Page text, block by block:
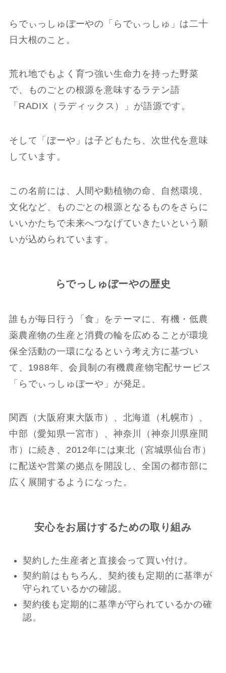
らでぃっしゅぼーやの「らでぃっしゅ」は二十
日大根のこと。
荒れ地でもよく育つ強い生命力を持った野菜
で、ものごとの根源を意味するラテン語
「RADIX（ラディックス）」が語源です。
そして「ぼーや」は子どもたち、次世代を意味
しています。
この名前には、人間や動植物の命、自然環境、
文化など、ものごとの根源となるものをさらに
いいかたちで未来へつなげていきたいという願
いが込められています。
らでっしゅぼーやの歴史
誰もが毎日行う「食」をテーマに、有機・低農
薬農産物の生産と消費の輪を広めることが環境
保全活動の一環になるという考え方に基づい
て、1988年、会員制の有機農産物宅配サービス
「らでぃっしゅぼーや」が発足。
関西（大阪府東大阪市）、北海道（札幌市）、
中部（愛知県一宮市）、神奈川（神奈川県座間
市）に続き、2012年には東北（宮城県仙台市）
に配送や営業の拠点を開設し、全国の都市部に
広く展開するようになった。
安心をお届けするための取り組み
契約した生産者と直接会って買い付け。
契約前はもちろん、契約後も定期的に基準が
守られているかの確認。
契約後も定期的に基準が守られているかの確
認。